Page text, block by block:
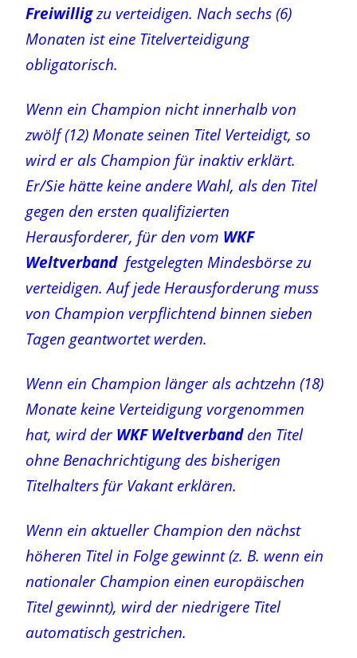
Freiwilligzu verteidigen. Nach sechs (6)
Monaten ist eine Titelverteidigung
obligatorisch.
Wenn ein Champion nicht innerhalb von
zwölf (12) Monate seinen Titel Verteidigt, so
wird er als Champion für inaktiv erklärt.
Er/Sie hätte keine andere Wahl, als den Titel
gegen den ersten qualifizierten
Herausforderer, für den vom WKF
Weltverband festgelegten Mindesbörse zu
verteidigen. Auf jede Herausforderung muss
von Champion verpflichtend binnen sieben
Tagen geantwortet werden.
Wenn ein Champion länger als achtzehn (18)
Monate keine Verteidigung vorgenommen
hat, wird der WKF Weltverband den Titel
ohne Benachrichtigung des bisherigen
Titelhalters für Vakant erklären.
Wenn ein aktueller Champion den nächst
höheren Titel in Folge gewinnt (z. B. wenn ein
nationaler Champion einen europäischen
Titel gewinnt), wird der niedrigere Titel
automatisch gestrichen.